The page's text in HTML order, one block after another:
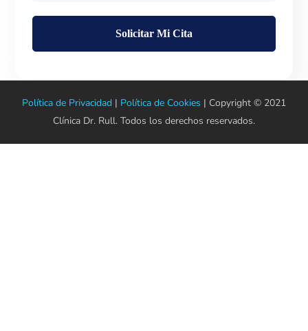
Política de Privacidad | Política de Cookies | Copyright © 2021
Clínica Dr. Rull. Todos los derechos reservados.